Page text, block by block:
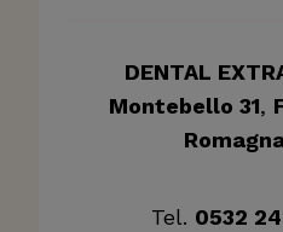
DENTAL
Montebello 31,
Tel. 0532